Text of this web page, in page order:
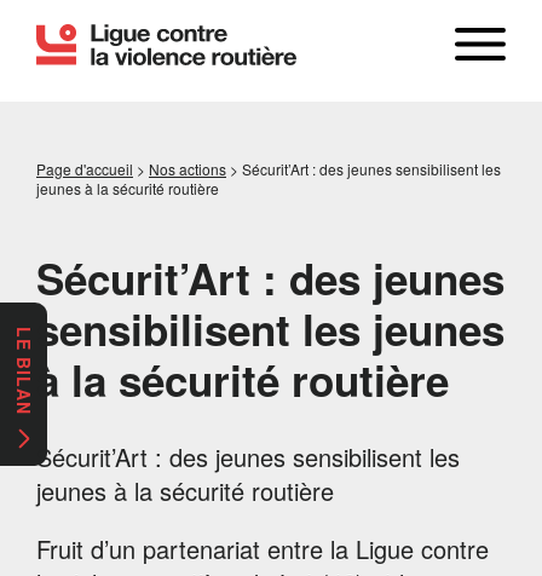
Page d'accueil > Nos actions > Sécurit’Art : des jeunes sensibilisent les
jeunes à la sécurité routière
Sécurit’Art : des jeunes
sensibilisent les jeunes
à la sécurité routière
Sécurit’Art : des jeunes sensibilisent les
jeunes à la sécurité routière
Fruit d’un partenariat entre la Ligue contre
LE BILAN